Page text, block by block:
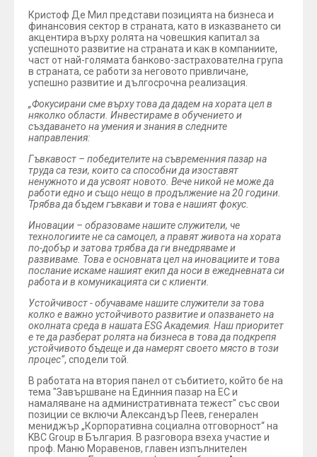
Кристоф Де Мил представи позицията на бизнеса и
финансовия сектор в страната, като в изказването си
акцентира върху ролята на човешкия капитал за
успешното развитие на страната и как в компаниите,
част от най-голямата банково-застрахователна група
в страната, се работи за неговото привличане,
успешно развитие и дългосрочна реализация.
„Фокусирани сме върху това да дадем на хората цел в
няколко области. Инвестираме в обучението и
създаването на умения и знания в следните
направления:
Гъвкавост – победителите на съвременния пазар на
труда са тези, които са способни да изоставят
ненужното и да усвоят новото. Вече никой не може да
работи едно и също нещо в продължение на 20 години.
Трябва да бъдем гъвкави и това е нашият фокус.
Иновации – образоваме нашите служители, че
технологиите не са самоцел, а правят живота на хората
по-добър и затова трябва да ги внедряваме и
развиваме. Това е основната цел на иновациите и това
послание искаме нашият екип да носи в ежедневната си
работа и в комуникацията си с клиенти.
Устойчивост - обучаваме нашите служители за това
колко е важно устойчивото развитие и опазването на
околната среда в нашата ESG Академия. Наш приоритет
е те да разберат ролята на бизнеса в това да подкрепя
устойчивото бъдеще и да намерят своето място в този
процес“, сподели той.
В работата на втория панел от събитието, който бе на
тема "Завършване на Единния пазар на ЕС и
намаляване на административната тежест" със свои
позиции се включи Александър Пеев, генерален
мениджър „Корпоративна социална отговорност“ на
KBC Group в България. В разговора взеха участие и
проф. Маню Моравенов, главен изпълнителен